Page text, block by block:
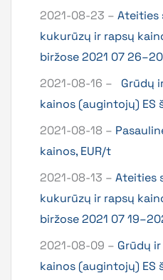
2021-08-23 – Ateities
kukurūzų ir rapsų
biržose 2021 07
2021-08-16 – Grūdų
kainos (augintojų) ES
2021-08-18 –
kainos, EUR/t
2021-08-13 – Ateities
kukurūzų ir rapsų
biržose 2021 07
2021-08-09 – Grūdų
kainos (augintojų) ES